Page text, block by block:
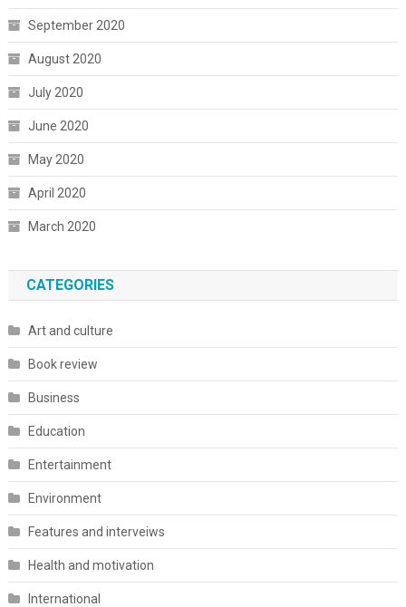
September 2020
August 2020
July 2020
June 2020
May 2020
April 2020
March 2020
CATEGORIES
Art and culture
Book review
Business
Education
Entertainment
Environment
Features and interveiws
Health and motivation
International